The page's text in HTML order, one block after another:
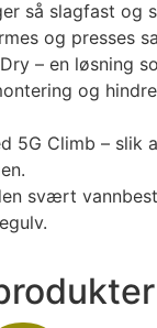
så slagfast og
og presses
– en løsning
og
5G Climb – slik
svært